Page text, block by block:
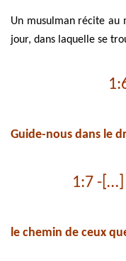
Un musulman récite au
jour, dans laquelle se
Guide-nous dans le
[…]- 1:7
le chemin de ceux